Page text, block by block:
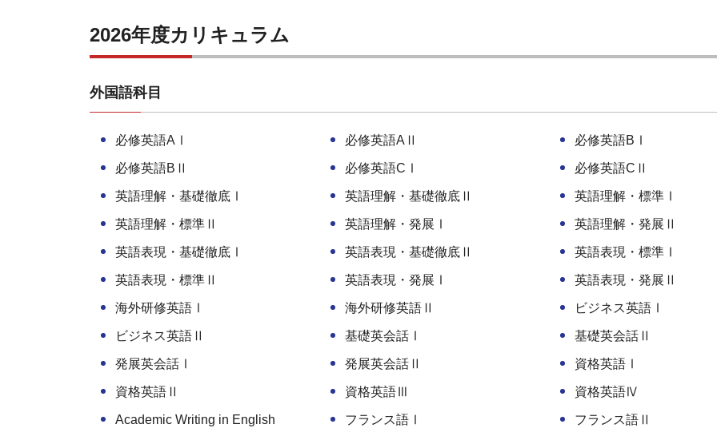
2026年度カリキュラム
外国語科目
必修英語AⅠ 必修英語AⅡ 必修英語BⅠ
必修英語BⅡ 必修英語CⅠ 必修英語CⅡ
英語理解・基礎徹底Ⅰ 英語理解・基礎徹底Ⅱ 英語理解・標準Ⅰ
英語理解・標準Ⅱ 英語理解・発展Ⅰ 英語理解・発展Ⅱ
英語表現・基礎徹底Ⅰ 英語表現・基礎徹底Ⅱ 英語表現・標準Ⅰ
英語表現・標準Ⅱ 英語表現・発展Ⅰ 英語表現・発展Ⅱ
海外研修英語Ⅰ 海外研修英語Ⅱ ビジネス英語Ⅰ
ビジネス英語Ⅱ 基礎英会話Ⅰ 基礎英会話Ⅱ
発展英会話Ⅰ 発展英会話Ⅱ 資格英語Ⅰ
資格英語Ⅱ 資格英語Ⅲ 資格英語Ⅳ
Academic Writing in English フランス語Ⅰ フランス語Ⅱ